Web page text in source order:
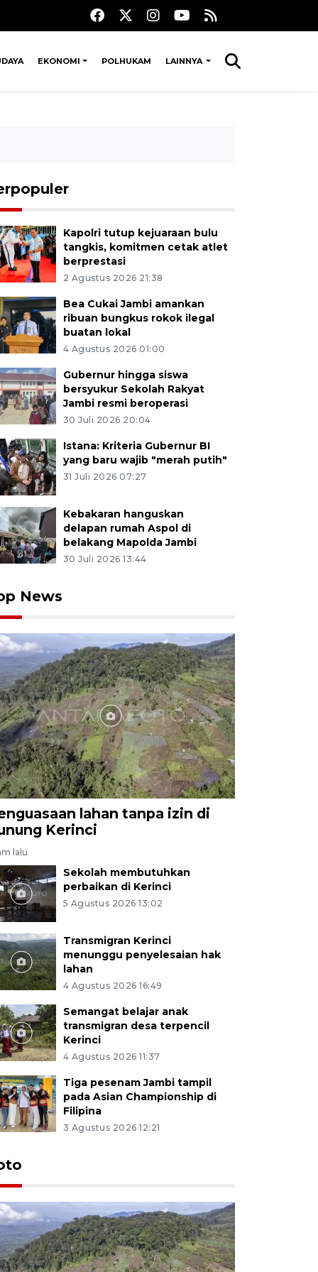
EKONOMI POLHUKAM LAINNYA
Kapolri tutup kejuaraan bulu
tangkis, komitmen cetak atlet
berprestasi
2 Agustus 2026 21:38
Bea Cukai Jambi amankan
ribuan bungkus rokok ilegal
buatan lokal
4 Agustus 2026 01:00
Gubernur hingga siswa
bersyukur Sekolah Rakyat
Jambi resmi beroperasi
30 Juli 2026 20:04
Istana: Kriteria Gubernur BI
yang baru wajib "merah putih"
31 Juli 2026 07:27
Kebakaran hanguskan
delapan rumah Aspol di
belakang Mapolda Jambi
30 Juli 2026 13:44
News
lahan tanpa izin di
Kerinci
lalu
Sekolah membutuhkan
perbaikan di Kerinci
5 Agustus 2026 13:02
Transmigran Kerinci
menunggu penyelesaian hak
lahan
4 Agustus 2026 16:49
Semangat belajar anak
transmigran desa terpencil
Kerinci
4 Agustus 2026 11:37
Tiga pesenam Jambi tampil
pada Asian Championship di
Filipina
3 Agustus 2026 12:21